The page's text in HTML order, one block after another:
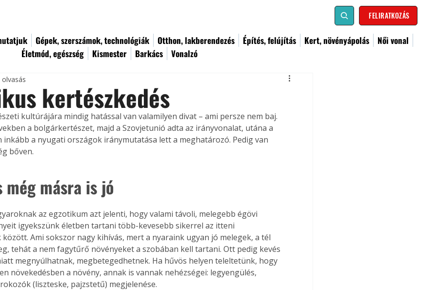
FELIRATKOZÁS
Gépek, szerszámok, technológiák Otthon, lakberendezés Építés, felújítás Kert, növényápolás
Női vonal
Életmód, egészség
Kismester Barkács Vonalzó
kertészkedés
olvasás
kultúrájára mindig hatással van valamilyen divat – ami persze nem baj.
a bolgárkertészet, majd a Szovjetunió adta az irányvonalat, utána a
inkább a nyugati országok iránymutatása lett a meghatározó. Pedig van
bőven.
még másra is jó
az egzotikum azt jelenti, hogy valami távoli, melegebb égövi
igyekszünk életben tartani több-kevesebb sikerrel az itteni
Ami sokszor nagy kihívás, mert a nyaraink ugyan jó melegek, a tél
tehát a nem fagytűrő növényeket a szobában kell tartani. Ott pedig kevés
megnyúlhatnak, megbetegedhetnek. Ha hűvös helyen teleltetünk, hogy
növekedésben a növény, annak is vannak nehézségei: legyengülés,
(liszteske, pajzstetű) megjelenése.